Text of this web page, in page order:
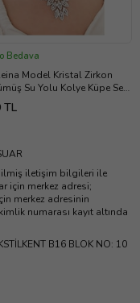
Bedava
Model Kristal Zirkon
Su Yolu Kolye Küpe Seti
Kına Gelin Takı Seti
TL
iletişim bilgileri ile
için merkez adresi;
merkez adresinin
numarası kayıt altında
B16 BLOK NO: 10